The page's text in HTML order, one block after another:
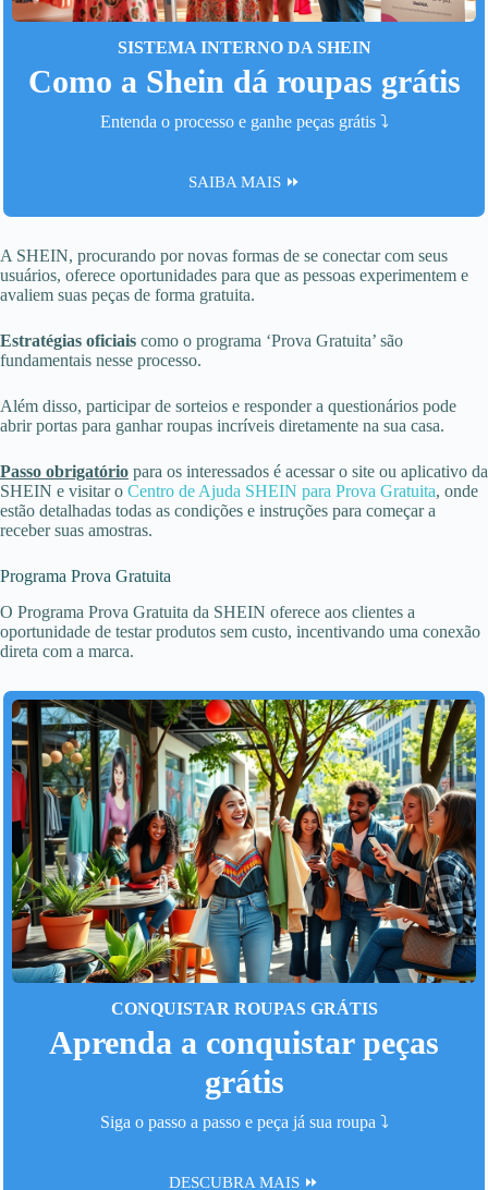
SISTEMA INTERNO DA SHEIN
Como a Shein dá roupas grátis
Entenda o processo e ganhe peças grátis ⤵️
SAIBA MAIS ⏩
A SHEIN, procurando por novas formas de se conectar com seus
usuários, oferece oportunidades para que as pessoas experimentem e
avaliem suas peças de forma gratuita.
Estratégias oficiais como o programa ‘Prova Gratuita’ são
fundamentais nesse processo.
Além disso, participar de sorteios e responder a questionários pode
abrir portas para ganhar roupas incríveis diretamente na sua casa.
Passo obrigatório para os interessados é acessar o site ou aplicativo da
SHEIN e visitar o Centro de Ajuda SHEIN para Prova Gratuita, onde
estão detalhadas todas as condições e instruções para começar a
receber suas amostras.
Programa Prova Gratuita
O Programa Prova Gratuita da SHEIN oferece aos clientes a
oportunidade de testar produtos sem custo, incentivando uma conexão
direta com a marca.
CONQUISTAR ROUPAS GRÁTIS
Aprenda a conquistar peças
grátis
Siga o passo a passo e peça já sua roupa ⤵️
DESCUBRA MAIS ⏩